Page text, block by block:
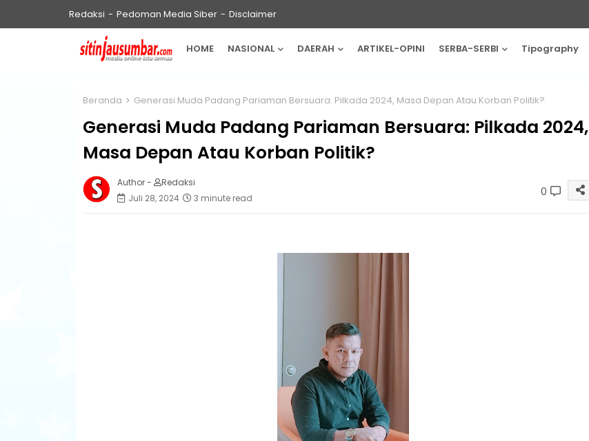
Redaksi Pedoman Media Siber Disclaimer
HOME NASIONAL DAERAH ARTIKEL-OPINI SERBA-SERBI Tipography
Beranda Generasi Muda Padang Pariaman Bersuara: Pilkada 2024, Masa Depan Atau Korban Politik?
Generasi Muda Padang Pariaman Bersuara: Pilkada 2024,
Masa Depan Atau Korban Politik?
Author -
Redaksi
Juli 28, 2024
3 minute read 0